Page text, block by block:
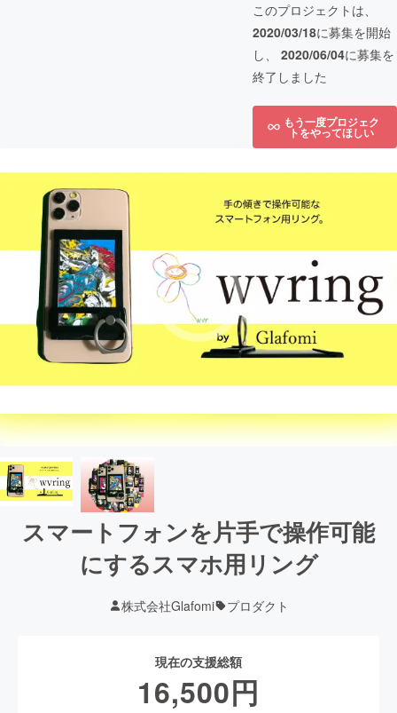
このプロジェクトは、
2020/03/18に募集を開始
し、 2020/06/04に募集を
終了しました
もう一度プロジェク
トをやってほしい
スマートフォンを片手で操作可能
にするスマホ用リング
株式会社Glafomi プロダクト
現在の支援総額
16,500円